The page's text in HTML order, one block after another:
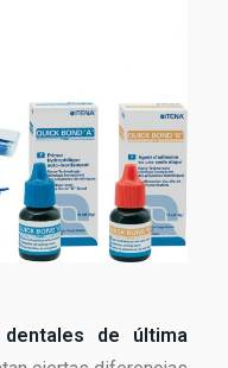
dentales de última